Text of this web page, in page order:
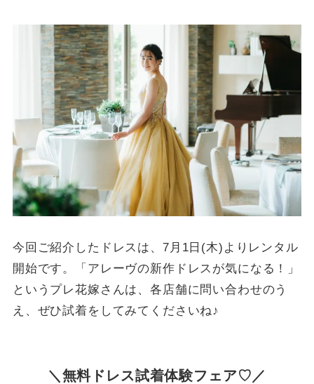
今回ご紹介したドレスは、7月1日(木)よりレンタル
開始です。「アレーヴの新作ドレスが気になる！」
というプレ花嫁さんは、各店舗に問い合わせのう
え、ぜひ試着をしてみてくださいね♪
＼無料ドレス試着体験フェア♡／